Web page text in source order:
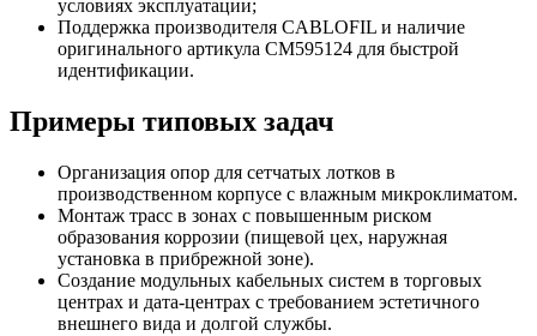
условиях эксплуатации;
Поддержка производителя CABLOFIL и наличие
оригинального артикула CM595124 для быстрой
идентификации.
Примеры типовых задач
Организация опор для сетчатых лотков в
производственном корпусе с влажным микроклиматом.
Монтаж трасс в зонах с повышенным риском
образования коррозии (пищевой цех, наружная
установка в прибрежной зоне).
Создание модульных кабельных систем в торговых
центрах и дата-центрах с требованием эстетичного
внешнего вида и долгой службы.